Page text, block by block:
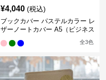
¥4,040 (税込)
ブックカバー パステルカラー レ
ザーノートカバー A5（ビジネス
全3色